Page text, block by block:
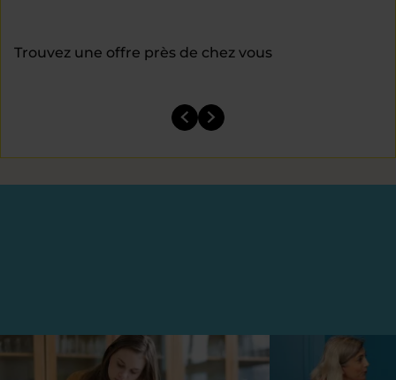
Trouvez une offre près de chez vous